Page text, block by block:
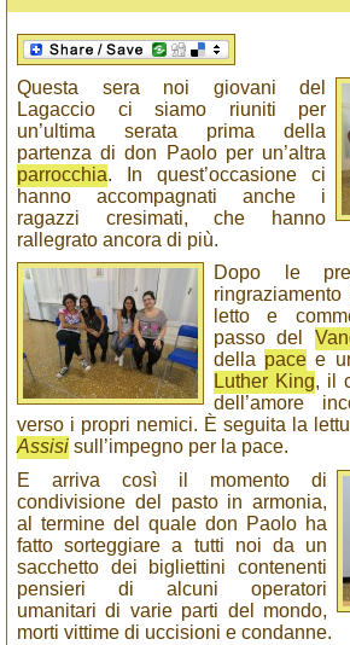
Questa sera noi giovani del
Lagaccio ci siamo riuniti per
un’ultima serata prima della
partenza di don Paolo per un’altra
parrocchia. In quest’occasione ci
hanno accompagnati anche i
ragazzi cresimati, che hanno
rallegrato ancora di più.
Dopo le
ringraziamento
letto e
passo del
della pace e
Luther King, il
dell’amore
verso i propri nemici. È seguita la
Assisi sull’impegno per la pace.
E arriva così il momento di
condivisione del pasto in armonia,
al termine del quale don Paolo ha
fatto sorteggiare a tutti noi da un
sacchetto dei bigliettini contenenti
pensieri di alcuni operatori
umanitari di varie parti del mondo,
morti vittime di uccisioni e condanne.